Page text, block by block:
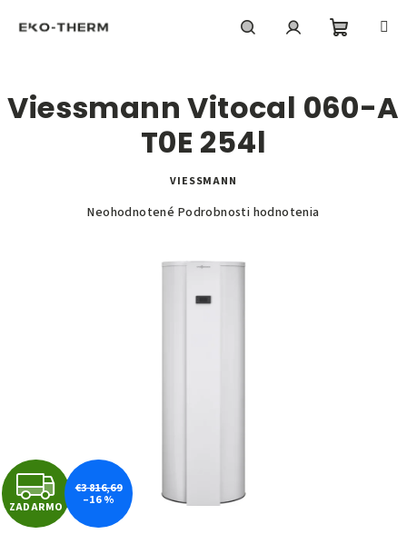
košík
Viessmann Vitocal 060-A
T0E 254l
VIESSMANN
Priemerné
Neohodnotené Podrobnosti hodnotenia
Z
A
ZADARMO
€3 816,69
–16 %